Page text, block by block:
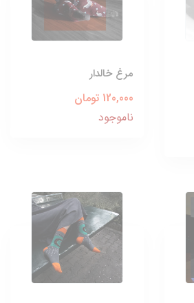
مرغ خالدار
120,000 تومان
ناموجود